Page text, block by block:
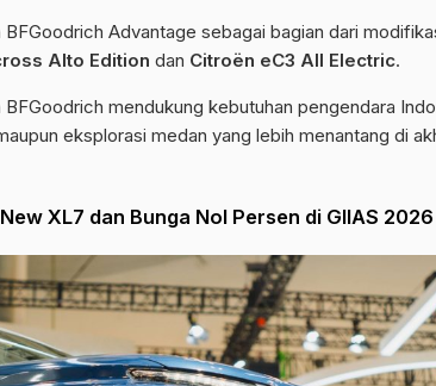
Advantage sebagai bagian dari
Alto Edition dan Citroën eC3 All Electric.
mendukung kebutuhan pengendara
eksplorasi medan yang lebih menantang di
XL7 dan Bunga Nol Persen di GIIAS 2026